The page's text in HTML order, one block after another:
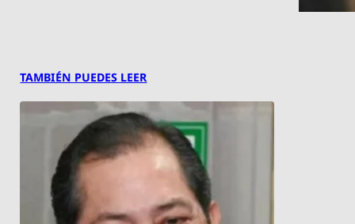
TAMBIÉN PUEDES LEER